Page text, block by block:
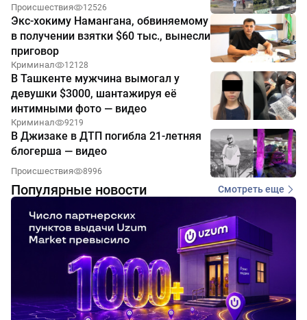
Происшествия 12526
Экс-хокиму Намангана, обвиняемому
в получении взятки $60 тыс., вынесли
приговор
Криминал 12128
В Ташкенте мужчина вымогал у
девушки $3000, шантажируя её
интимными фото — видео
Криминал 9219
В Джизаке в ДТП погибла 21-летняя
блогерша — видео
Происшествия 8996
Популярные новости Смотреть еще